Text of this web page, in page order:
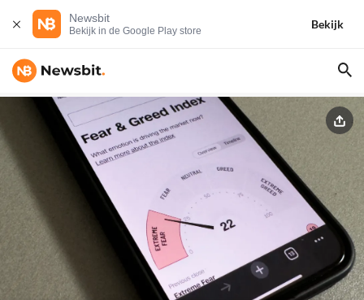
Newsbit
Bekijk in de Google Play store
Bekijk